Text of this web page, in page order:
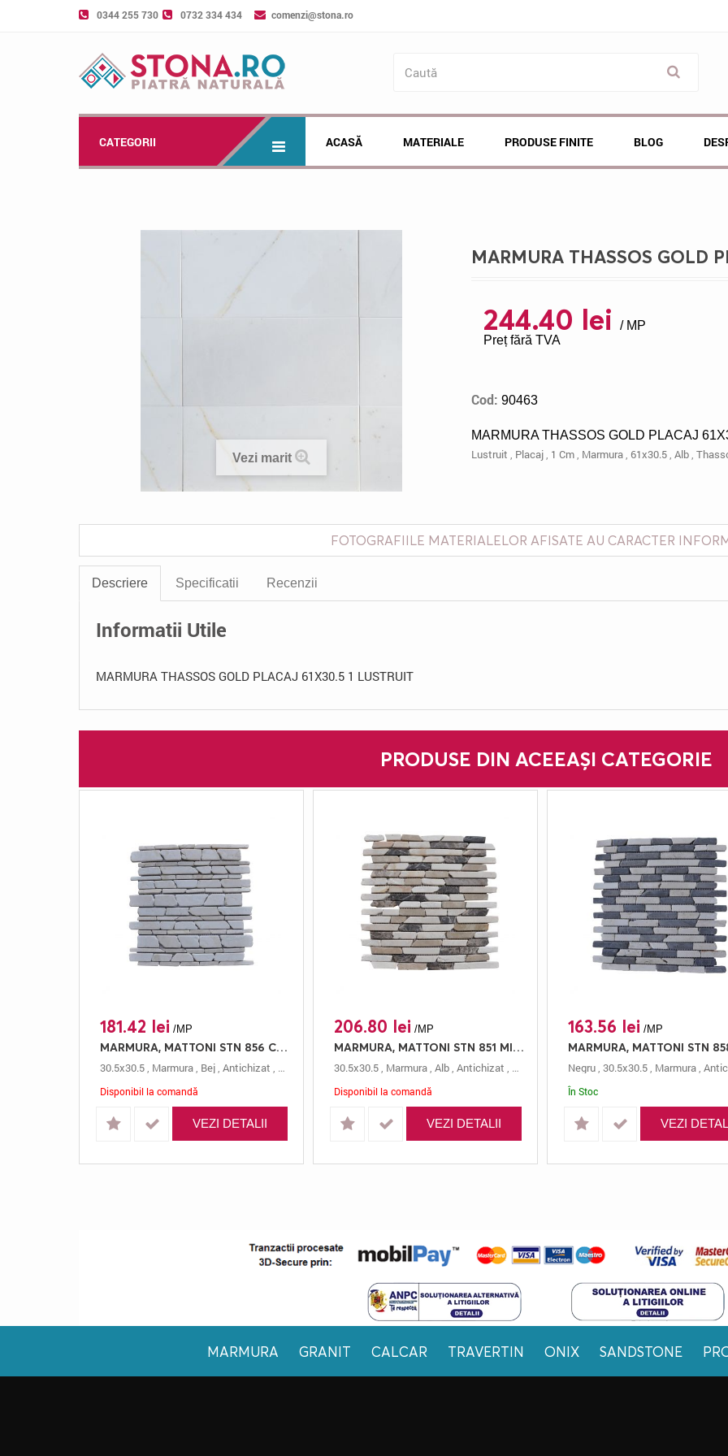
0344 255 730 0732 334 434 comenzi@stona.ro
CATEGORII ACASĂ MATERIALE PRODUSE FINITE BLOG
Vezi marit
MARMURA THASSOS GOLD
244.40 lei
/ MP
Preț fără TVA
Cod: 90463
MARMURA THASSOS GOLD PLACAJ
Lustruit Placaj 1 Cm Marmura 61x30.5 ,Alb ,
FOTOGRAFIILE MATERIALELOR AFISATE AU CARACTER
Descriere Specificatii Recenzii
Informatii Utile
MARMURA THASSOS GOLD PLACAJ 61X30.5 1 LUSTRUIT
PRODUSE DIN ACEEAȘI CATEGORIE
181.42 lei /MP
MARMURA, MATTONI STN 856 CREAM, MOZAIC, 30.5X30.5, 0.5, ANTICHIZAT
30.5x30.5, Marmura, Bej, Antichizat , Mozaic 0.5 Cm,Mattoni
Disponibil la comandă
VEZI DETALII
206.80 lei /MP
MARMURA, MATTONI STN 851 MIX EMPERADOR, MOZAIC, 30.5X30.5, 0.5, ANTICHIZAT
30.5x30.5, Marmura, Alb, Antichizat , Mozaic 0.5 Cm,Mattoni
Disponibil la comandă
VEZI DETALII
163.56 lei /MP
Negru, 30.5x30.5, Marmura,
În Stoc
VEZI
MARMURA GRANIT CALCAR TRAVERTIN ONIX SANDSTONE